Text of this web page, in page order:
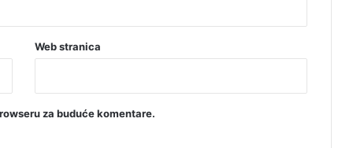
Web stranica
za buduće komentare.